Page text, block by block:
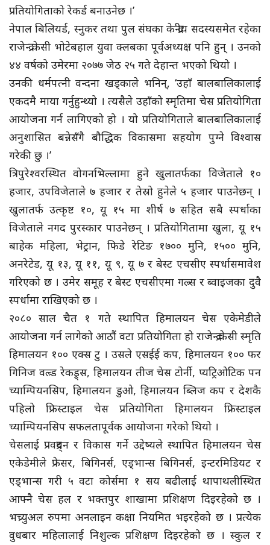
प्रतियोगिताको रेकर्ड बनाउनेछ ।’
नेपाल बिलियर्ड, स्नुकर तथा पुल संघका केन्द्रीय सदस्यसमेत रहेका
राजेन्द्र केसी भोटेबहाल युवा क्लबका पूर्वअध्यक्ष पनि हुन् । उनको
४४ वर्षको उमेरमा २०७७ जेठ २५ गते देहान्त भएको थियो ।
उनकी धर्मपत्नी वन्दना खड्काले भनिन्, ‘उहाँ बालबालिकालाई
एकदमै माया गर्नुहुन्थ्यो । त्यसैले उहाँको स्मृतिमा चेस प्रतियोगिता
आयोजना गर्न लागिएको हो । यो प्रतियोगिताले बालबालिकालाई
अनुशासित बन्नेसँगै बौद्धिक विकासमा सहयोग पुग्ने विश्वास
गरेकी छु ।’
त्रिपुरेश्वरस्थित वोगनभिल्लामा हुने खुलातर्फका विजेताले १०
हजार, उपविजेताले ७ हजार र तेस्रो हुनेले ५ हजार पाउनेछन् ।
खुलातर्फ उत्कृष्ट १०, यू १५ मा शीर्ष ७ सहित सबै स्पर्धाका
विजेताले नगद पुरस्कार पाउनेछन् । प्रतियोगितामा खुला, यू १५
बाहेक महिला, भेट्रान, फिडे रेटिङ १७०० मुनि, १५०० मुनि,
अनरेटेड, यू १३, यू ११, यू ९, यू ७ र बेस्ट एचसीए स्पर्धासमावेश
गरिएको छ । उमेर समूह र बेस्ट एचसीएमा गल्र्स र ब्वाइजका दुवै
स्पर्धामा राखिएको छ ।
२०८० साल चैत १ गते स्थापित हिमालयन चेस एकेमेडीले
आयोजना गर्न लागेको आठौं वटा प्रतियोगिता हो राजेन्द्र केसी स्मृति
हिमालयन १०० एक्स टु । उसले एसईई कप, हिमालयन १०० फर
गिनिज वल्र्ड रेकड्र्स, हिमालयन तीज चेस टोर्नी, प्यट्रिओटिक पन
च्याम्पियनसिप, हिमालयन डुओ, हिमालयन ब्लिज कप र देशकै
पहिलो फ्रिस्टाइल चेस प्रतियोगिता हिमालयन फ्रिस्टाइल
च्याम्पियनसिप सफलतापूर्वक आयोजना गरेको थियो ।
चेसलाई प्रवद्र्धन र विकास गर्ने उद्देष्यले स्थापित हिमालयन चेस
एकेडेमीले फ्रेसर, बिगिनर्स, एड्भान्स बिगिनर्स, इन्टरमिडियट र
एड्भान्स गरी ५ वटा कोर्समा १ सय बढीलाई थापाथलीस्थित
आफ्नै चेस हल र भक्तपुर शाखामा प्रशिक्षण दिइरहेको छ ।
भच्र्युअल रुपमा अनलाइन कक्षा नियमित भइरहेको छ । प्रत्येक
वुधबार महिलालाई निशुल्क प्रशिक्षण दिइरहेको छ । स्कुल र